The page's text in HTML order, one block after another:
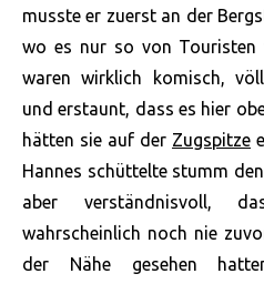
musste er zuerst an der
wo es nur so von Touristen
waren wirklich komisch,
und erstaunt, dass es hier
hätten sie auf der Zugspitze
Hannes schüttelte stumm
aber verständnisvoll,
wahrscheinlich noch nie
der Nähe gesehen